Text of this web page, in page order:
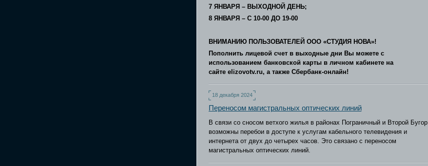
7 ЯНВАРЯ – ВЫХОДНОЙ ДЕНЬ;
8 ЯНВАРЯ – С 10-00 ДО 19-00
ВНИМАНИЮ ПОЛЬЗОВАТЕЛЕЙ ООО «СТУДИЯ НОВА»!
Пополнить лицевой счет в выходные дни Вы можете с
использованием банковской карты в личном кабинете на
сайте elizovotv.ru, а также Сбербанк-онлайн!
18 декабря 2024
Переносом магистральных оптических линий
В связи со сносом ветхого жилья в районах Пограничный и Второй Бугор
возможны перебои в доступе к услугам кабельного телевидения и
интернета от двух до четырех часов. Это связано с переносом
магистральных оптических линий.